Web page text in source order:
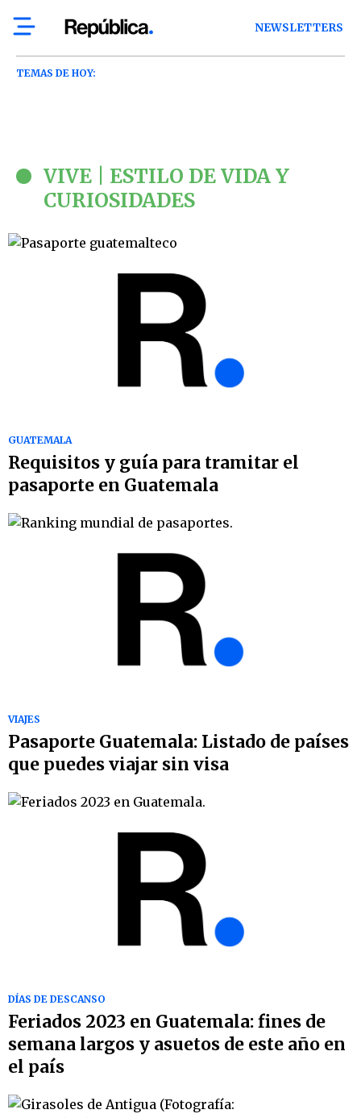
NEWSLETTERS
TEMAS DE HOY:
VIVE | ESTILO DE VIDA Y
CURIOSIDADES
GUATEMALA
Requisitos y guía para tramitar el
pasaporte en Guatemala
VIAJES
Pasaporte Guatemala: Listado de países
que puedes viajar sin visa
DÍAS DE DESCANSO
Feriados 2023 en Guatemala: fines de
semana largos y asuetos de este año en
el país